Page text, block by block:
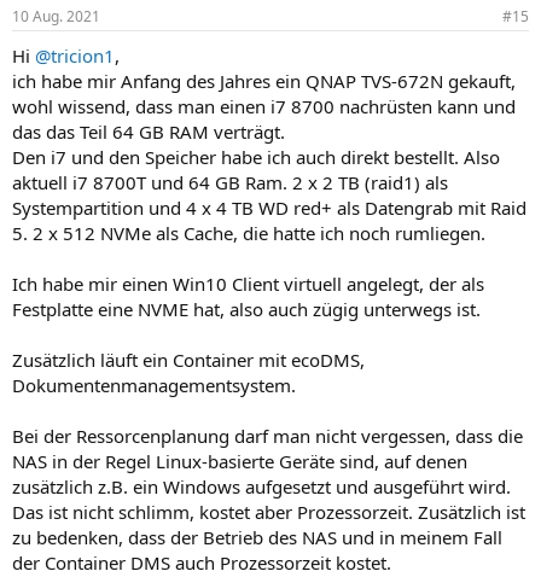
10 Aug. 2021 #15
Hi @tricion1 ,
ich habe mir Anfang des Jahres ein QNAP TVS-672N gekauft,
wohl wissend, dass man einen i7 8700 nachrüsten kann und
das das Teil 64 GB RAM verträgt.
Den i7 und den Speicher habe ich auch direkt bestellt. Also
aktuell i7 8700T und 64 GB Ram. 2 x 2 TB (raid1) als
Systempartition und 4 x 4 TB WD red+ als Datengrab mit Raid
5. 2 x 512 NVMe als Cache, die hatte ich noch rumliegen.
Ich habe mir einen Win10 Client virtuell angelegt, der als
Festplatte eine NVME hat, also auch zügig unterwegs ist.
Zusätzlich läuft ein Container mit ecoDMS,
Dokumentenmanagementsystem.
Bei der Ressorcenplanung darf man nicht vergessen, dass die
NAS in der Regel Linux-basierte Geräte sind, auf denen
zusätzlich z.B. ein Windows aufgesetzt und ausgeführt wird.
Das ist nicht schlimm, kostet aber Prozessorzeit. Zusätzlich ist
zu bedenken, dass der Betrieb des NAS und in meinem Fall
der Container DMS auch Prozessorzeit kostet.